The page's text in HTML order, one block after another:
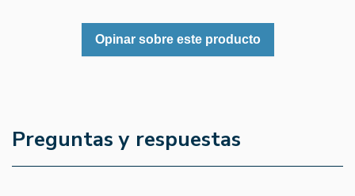
Opinar sobre este producto
Preguntas y respuestas